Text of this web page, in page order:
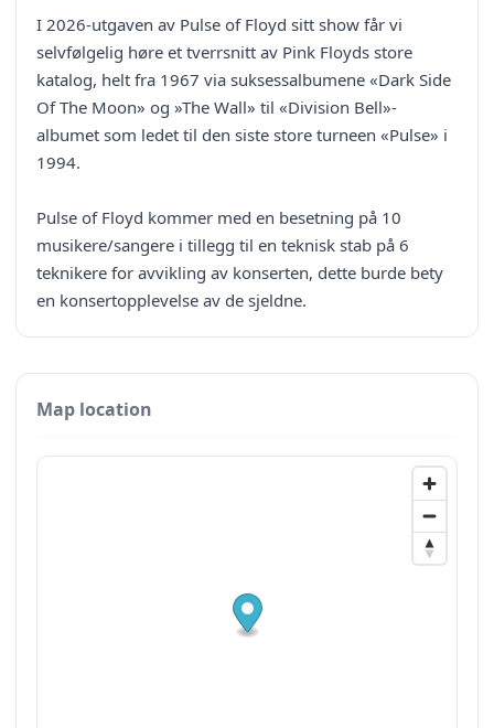
I 2026-utgaven av Pulse of Floyd sitt show får vi
selvfølgelig høre et tverrsnitt av Pink Floyds store
katalog, helt fra 1967 via suksessalbumene «Dark Side
Of The Moon» og »The Wall» til «Division Bell»-
albumet som ledet til den siste store turneen «Pulse» i
1994.
Pulse of Floyd kommer med en besetning på 10
musikere/sangere i tillegg til en teknisk stab på 6
teknikere for avvikling av konserten, dette burde bety
en konsertopplevelse av de sjeldne.
Map location